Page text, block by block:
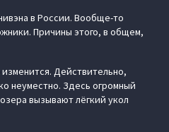
в России. Вообще-то
Причины этого, в общем,
Действительно,
неуместно. Здесь огромный
вызывают лёгкий укол